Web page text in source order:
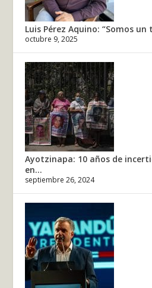
Luis Pérez Aquino: “Somos
octubre 9, 2025
Ayotzinapa: 10 años de
en...
septiembre 26, 2024